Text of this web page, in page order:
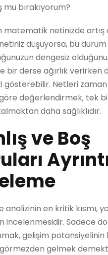
mu bırakıyorum?
matematik netinizde artış
düşüyorsa, bu durum
dengesiz
bir derse ağırlık verirken
gösterebilir. Netleri zaman
değerlendirmek, tek
daha sağlıklıdır.
ve Boş
analizinin en kritik kısmı,
incelenmesidir. Sadece
gelişim potansiyelinin
görmezden gelmek